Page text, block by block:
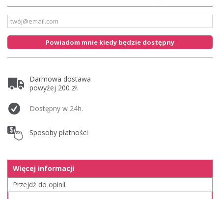
Powiadom mnie kiedy będzie dostępny
Darmowa dostawa
powyżej 200 zł.
Dostępny w 24h.
Sposoby płatności
Więcej informacji
Przejdź do opinii